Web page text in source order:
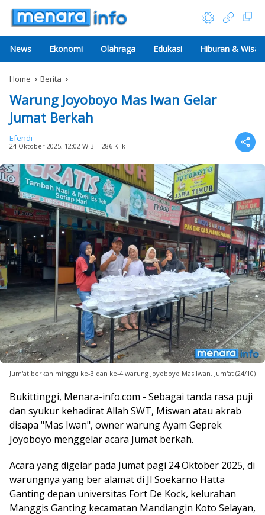
News Ekonomi Olahraga Edukasi Hiburan &
Home Berita
Warung Joyoboyo Mas Iwan Gelar
Jumat Berkah
Efendi
24 Oktober 2025, 12:02 WIB | 286 Klik
Jum'at berkah minggu ke-3 dan ke-4 warung Joyoboyo Mas Iwan, Jum'at (24/10)
Bukittinggi, Menara-info.com - Sebagai tanda rasa puji
dan syukur kehadirat Allah SWT, Miswan atau akrab
disapa "Mas Iwan", owner warung Ayam Geprek
Joyoboyo menggelar acara Jumat berkah.
Acara yang digelar pada Jumat pagi 24 Oktober 2025, di
warungnya yang ber alamat di Jl Soekarno Hatta
Ganting depan universitas Fort De Kock, kelurahan
Manggis Ganting kecamatan Mandiangin Koto Selayan,